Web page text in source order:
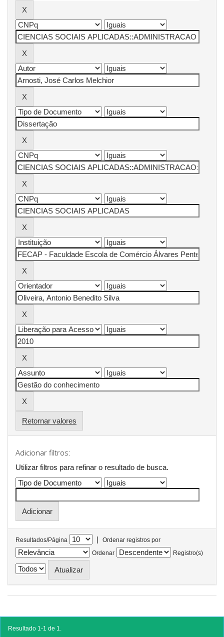
Retornar valores
Adicionar filtros:
Utilizar filtros para refinar o resultado de busca.
Resultados/Página |
Ordenar registros por
Ordenar
Registro(s)
Resultado 1-1 de 1.